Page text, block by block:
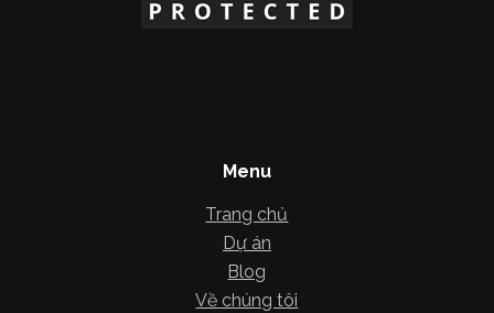
Menu
Trang chủ
Dự án
Blog
Về chúng tôi